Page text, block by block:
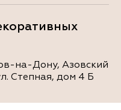
на-Дону, Азовский
Степная, дом 4 Б